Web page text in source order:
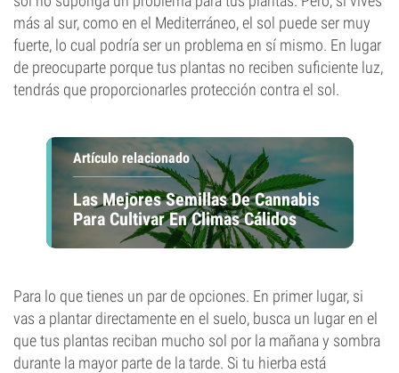
más al sur, como en el Mediterráneo, el sol puede ser muy
fuerte, lo cual podría ser un problema en sí mismo. En lugar
de preocuparte porque tus plantas no reciben suficiente luz,
tendrás que proporcionarles protección contra el sol.
Artículo relacionado
Las Mejores Semillas De Cannabis
Para Cultivar En Climas Cálidos
Para lo que tienes un par de opciones. En primer lugar, si
vas a plantar directamente en el suelo, busca un lugar en el
que tus plantas reciban mucho sol por la mañana y sombra
durante la mayor parte de la tarde. Si tu hierba está